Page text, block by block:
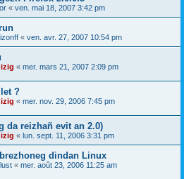
« ven. mai 18, 2007 3:42 pm
« ven. avr. 27, 2007 10:54 pm
« mer. mars 21, 2007 2:09 pm
?
« mer. nov. 29, 2006 7:45 pm
da reizhañ evit an 2.0)
« lun. sept. 11, 2006 3:31 pm
dindan Linux
« mer. août 23, 2006 11:25 am